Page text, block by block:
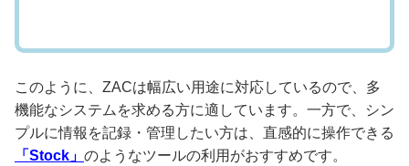
このように、ZACは幅広い用途に対応しているので、多
機能なシステムを求める方に適しています。一方で、シン
プルに情報を記録・管理したい方は、直感的に操作できる
「Stock」 のようなツールの利用がおすすめです。